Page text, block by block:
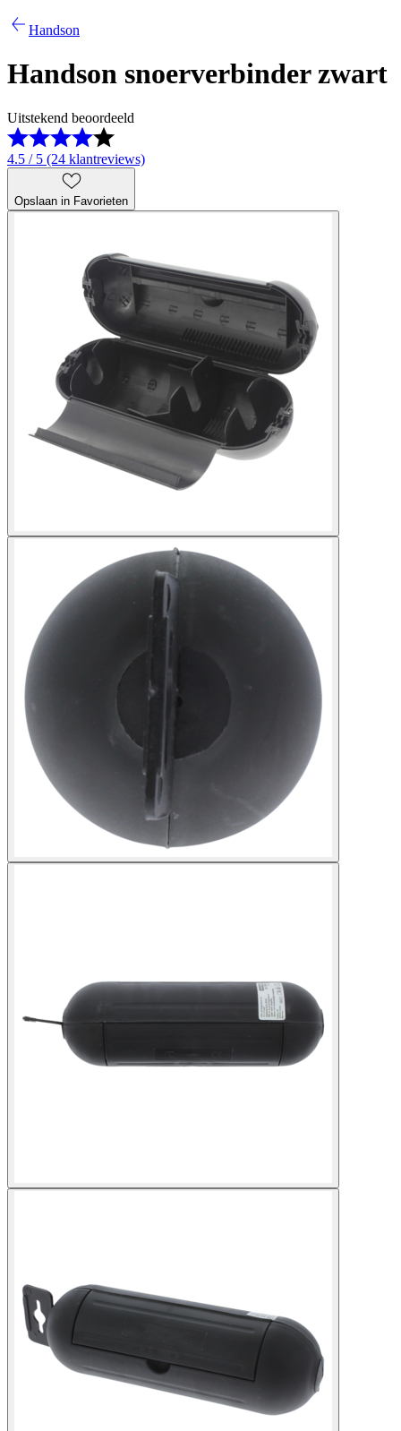
Handson
Handson snoerverbinder zwart
Uitstekend beoordeeld
4.5 / 5 (24 klantreviews)
Opslaan in Favorieten